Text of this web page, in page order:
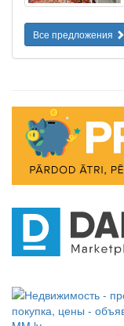
Все предложения